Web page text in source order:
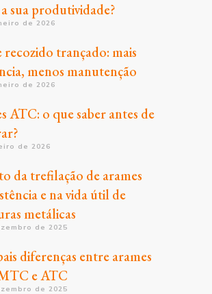
sua produtividade?
de 2026
recozido trançado: mais
menos manutenção
de 2026
ATC: o que saber antes de
de 2026
da trefilação de arames
e na vida útil de
metálicas
de 2025
diferenças entre arames
e ATC
de 2025